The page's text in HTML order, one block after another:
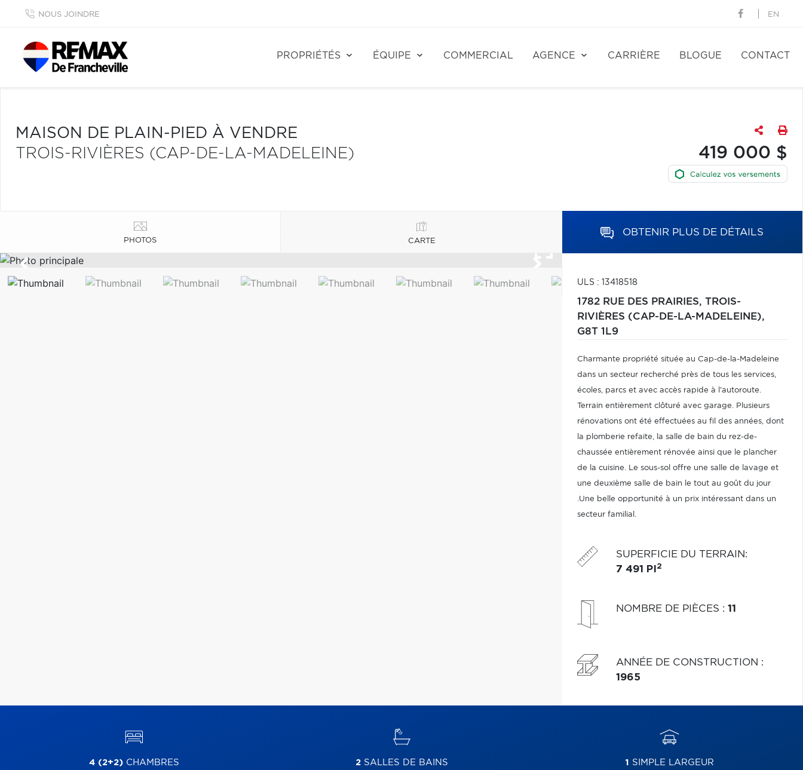
NOUS JOINDRE EN
PROPRIÉTÉS ÉQUIPE COMMERCIAL AGENCE CARRIÈRE BLOGUE CONTACT
MAISON DE PLAIN-PIED À VENDRE
TROIS-RIVIÈRES (CAP-DE-LA-MADELEINE)
419 000 $
PHOTOS CARTE
OBTENIR PLUS DE DÉTAILS
ULS : 13418518
1782 RUE DES PRAIRIES, TROIS-
RIVIÈRES (CAP-DE-LA-MADELEINE),
G8T 1L9
Charmante propriété située au Cap-de-la-Madeleine
dans un secteur recherché près de tous les services,
écoles, parcs et avec accès rapide à l'autoroute.
Terrain entièrement clôturé avec garage. Plusieurs
rénovations ont été effectuées au fil des années, dont
la plomberie refaite, la salle de bain du rez-de-
chaussée entièrement rénovée ainsi que le plancher
de la cuisine. Le sous-sol offre une salle de lavage et
une deuxième salle de bain le tout au goût du jour
.Une belle opportunité à un prix intéressant dans un
secteur familial.
SUPERFICIE DU TERRAIN:
7 491 PI 2
NOMBRE DE PIÈCES : 11
ANNÉE DE CONSTRUCTION :
1965
4 (2+2)CHAMBRES 2SALLES DE BAINS 1 SIMPLE LARGEUR